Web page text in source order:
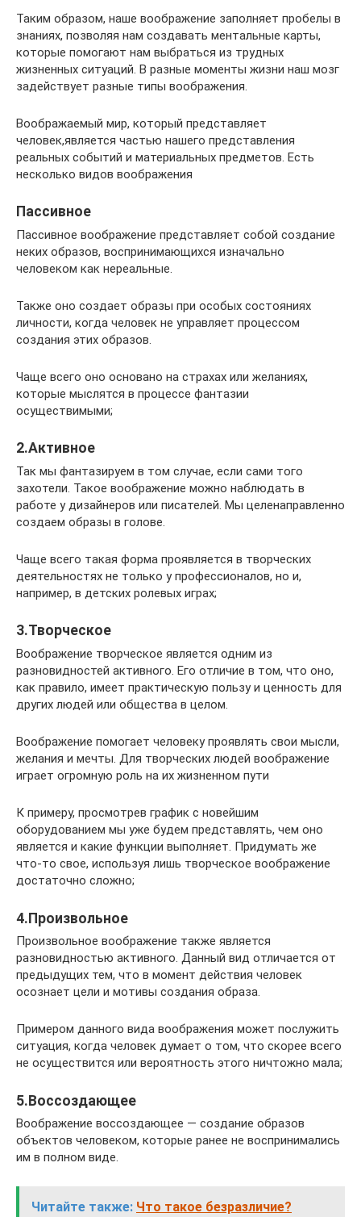
Таким образом, наше воображение заполняет пробелы в
знаниях, позволяя нам создавать ментальные карты,
которые помогают нам выбраться из трудных
жизненных ситуаций. В разные моменты жизни наш мозг
задействует разные типы воображения.
Воображаемый мир, который представляет
человек,является частью нашего представления
реальных событий и материальных предметов. Есть
несколько видов воображения
Пассивное
Пассивное воображение представляет собой создание
неких образов, воспринимающихся изначально
человеком как нереальные.
Также оно создает образы при особых состояниях
личности, когда человек не управляет процессом
создания этих образов.
Чаще всего оно основано на страхах или желаниях,
которые мыслятся в процессе фантазии
осуществимыми;
2.Активное
Так мы фантазируем в том случае, если сами того
захотели. Такое воображение можно наблюдать в
работе у дизайнеров или писателей. Мы целенаправленно
создаем образы в голове.
Чаще всего такая форма проявляется в творческих
деятельностях не только у профессионалов, но и,
например, в детских ролевых играх;
3.Творческое
Воображение творческое является одним из
разновидностей активного. Его отличие в том, что оно,
как правило, имеет практическую пользу и ценность для
других людей или общества в целом.
Воображение помогает человеку проявлять свои мысли,
желания и мечты. Для творческих людей воображение
играет огромную роль на их жизненном пути
К примеру, просмотрев график с новейшим
оборудованием мы уже будем представлять, чем оно
является и какие функции выполняет. Придумать же
что-то свое, используя лишь творческое воображение
достаточно сложно;
4.Произвольное
Произвольное воображение также является
разновидностью активного. Данный вид отличается от
предыдущих тем, что в момент действия человек
осознает цели и мотивы создания образа.
Примером данного вида воображения может послужить
ситуация, когда человек думает о том, что скорее всего
не осуществится или вероятность этого ничтожно мала;
5.Воссоздающее
Воображение воссоздающее — создание образов
объектов человеком, которые ранее не воспринимались
им в полном виде.
Читайте также: Что такое безразличие?